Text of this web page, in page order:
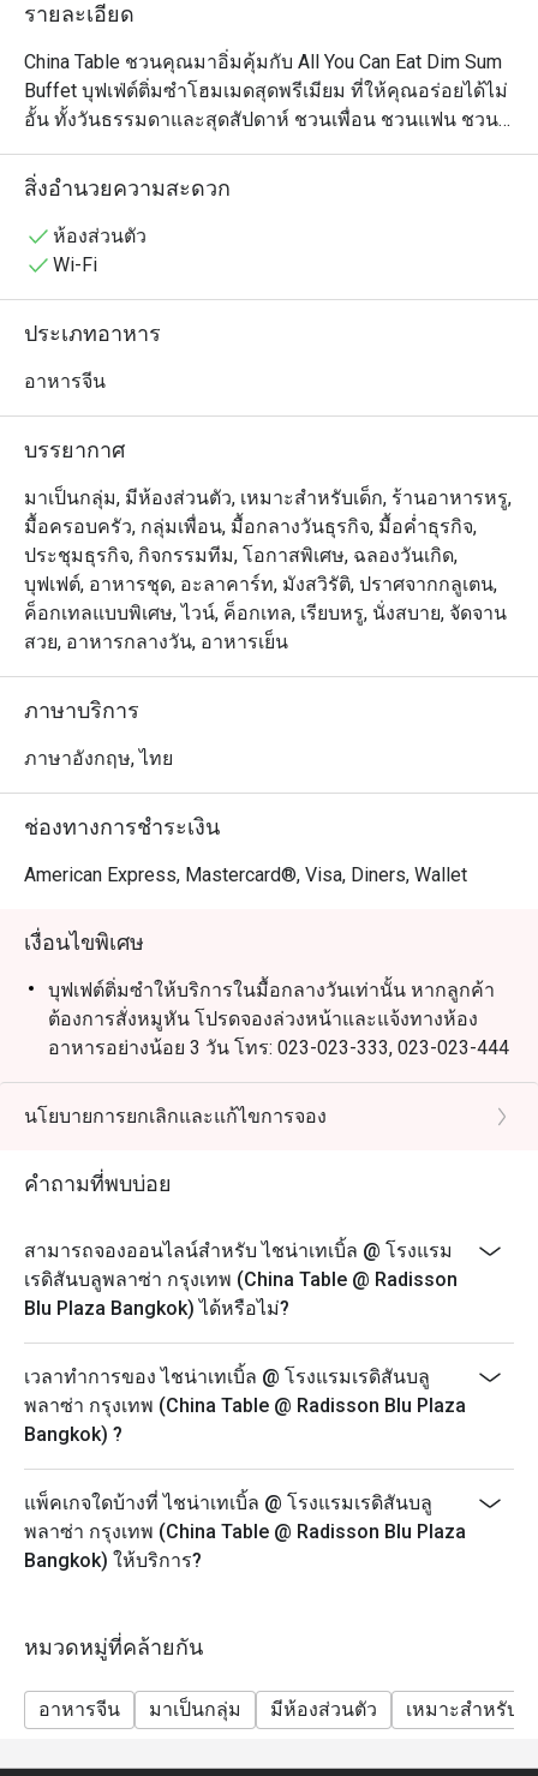
รายละเอียด
China Table ชวนคุณมาอิ่มคุ้มกับ All You Can Eat Dim Sum
Buffet บุฟเฟ่ต์ติ่มซำโฮมเมดสุดพรีเมียม ที่ให้คุณอร่อยได้ไม่
อั้น ทั้งวันธรรมดาและสุดสัปดาห์ ชวนเพื่อน ชวนแฟน ชวน
ครอบครัวมาอิ่มอร่อยได้ที่นี่
🥢 รวมเมนูยอดฮิตที่ต้องลอง
กุ้ง เนื้อเด้ง เสิร์ฟร้อน ๆ | ปลากระพงนึ่งมะนาว เปรี้ยวเผ็ด
หอมสมุนไพร | ซาลาเปาครีมลาวา ไส้เยิ้มหวานมัน | ปอ
เนื้อนุ่ม | เป็ดปักกิ่งม้วนแผ่นแป้ง ชุ่มซอส | ข้าวผัดทะเลซอส
สิ่งอำนวยความสะดวก
ห้องส่วนตัว
Wi-Fi
ประเภทอาหาร
อาหารจีน
บรรยากาศ
มาเป็นกลุ่ม, มีห้องส่วนตัว, เหมาะสำหรับเด็ก, ร้านอาหารหรู,
มื้อครอบครัว, กลุ่มเพื่อน, มื้อกลางวันธุรกิจ, มื้อค่ำธุรกิจ,
ประชุมธุรกิจ, กิจกรรมทีม, โอกาสพิเศษ, ฉลองวันเกิด,
บุฟเฟต์, อาหารชุด, อะลาคาร์ท, มังสวิรัติ, ปราศจากกลูเตน,
ค็อกเทลแบบพิเศษ, ไวน์, ค็อกเทล, เรียบหรู, นั่งสบาย, จัดจาน
สวย, อาหารกลางวัน, อาหารเย็น
ภาษาบริการ
ภาษาอังกฤษ, ไทย
ช่องทางการชำระเงิน
American Express, Mastercard®, Visa, Diners, Wallet
เงื่อนไขพิเศษ
บุฟเฟต์ติ่มซำให้บริการในมื้อกลางวันเท่านั้น หากลูกค้า
ต้องการสั่งหมูหัน โปรดจองล่วงหน้าและแจ้งทางห้อง
อาหารอย่างน้อย 3 วัน โทร: 023-023-333, 023-023-444
เงื่อนไขการแต่งกาย: แต่งตัวสุภาพ (รองเท้าแตะ และ
กางเกงขาสั้น จะไม่ได้รับอนุญาตให้เข้ารับบริการ)
นโยบายการยกเลิกและแก้ไขการจอง
คำถามที่พบบ่อย
สามารถจองออนไลน์สำหรับ ไชน่าเทเบิ้ล @ โรงแรม
เรดิสันบลูพลาซ่า กรุงเทพ (China Table @ Radisson
Blu Plaza Bangkok) ได้หรือไม่?
เวลาทำการของ ไชน่าเทเบิ้ล @ โรงแรมเรดิสันบลู
พลาซ่า กรุงเทพ (China Table @ Radisson Blu Plaza
Bangkok) ?
แพ็คเกจใดบ้างที่ ไชน่าเทเบิ้ล @ โรงแรมเรดิสันบลู
พลาซ่า กรุงเทพ (China Table @ Radisson Blu Plaza
Bangkok) ให้บริการ?
หมวดหมู่ที่คล้ายกัน
อาหารจีน มาเป็นกลุ่ม มีห้องส่วนตัว เหมาะสำหรับเ